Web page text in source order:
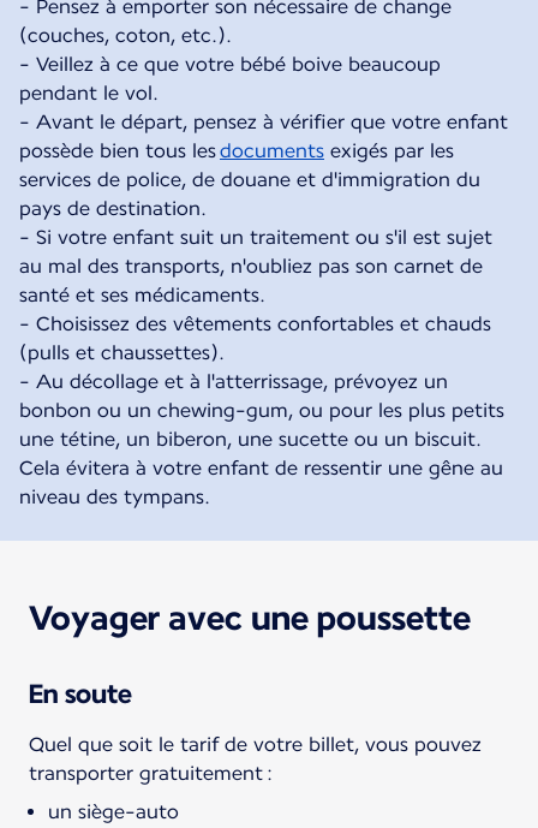
- Pensez à emporter son nécessaire de change
(couches, coton, etc.).
- Veillez à ce que votre bébé boive beaucoup
pendant le vol.
- Avant le départ, pensez à vérifier que votre enfant
possède bien tous lesdocuments exigés par les
services de police, de douane et d'immigration du
pays de destination.
- Si votre enfant suit un traitement ou s'il est sujet
au mal des transports, n'oubliez pas son carnet de
santé et ses médicaments.
- Choisissez des vêtements confortables et chauds
(pulls et chaussettes).
- Au décollage et à l'atterrissage, prévoyez un
bonbon ou un chewing-gum, ou pour les plus petits
une tétine, un biberon, une sucette ou un biscuit.
Cela évitera à votre enfant de ressentir une gêne au
niveau des tympans.
Voyager avec une poussette
En soute
Quel que soit le tarif de votre billet, vous pouvez
transporter gratuitement :
un siège-auto